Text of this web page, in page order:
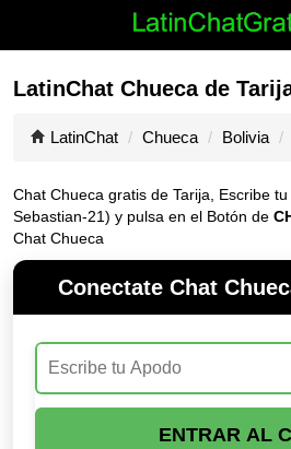
LatinChat Chueca de
LatinChat Chueca Bolivia
Chat Chueca gratis de Tarija, Escribe
Sebastian-21) y pulsa en el Botón de
Chat Chueca
Conectate Chat
ENTRAR AL